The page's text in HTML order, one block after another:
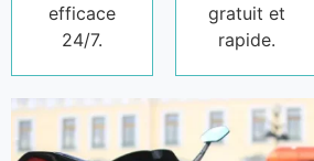
efficace
24/7.
gratuit et
rapide.